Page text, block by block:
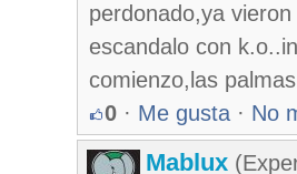
perdonado,ya
escandalo con
comienzo,las
0 · Me gusta · No
Mablux